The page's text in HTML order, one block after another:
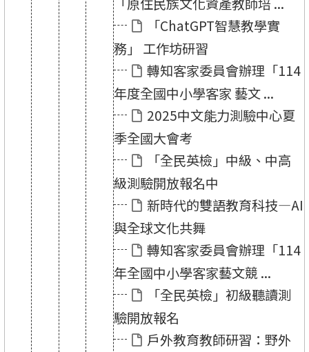
「ChatGPT智慧教學實
務」 工作坊研習
轉知客家委員會辦理「114
年度全國中小學客家 藝文 ...
2025中文能力測驗中心夏
季全國大會考
「全民英檢」中級、中高
級測驗開放報名中
新時代的雙語教育科技—AI
與全球文化共舞
轉知客家委員會辦理「114
年全國中小學客家藝文競 ...
「全民英檢」初級聽讀測
驗開放報名
戶外教育教師研習：野外